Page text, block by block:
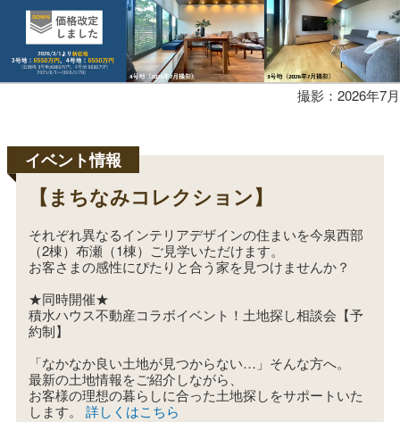
概
撮影：2026年7月
【まちなみコレクション】
それぞれ異なるインテリアデザインの住まいを今泉西部
（2棟）布瀬（1棟）ご見学いただけます。
お客さまの感性にぴたりと合う家を見つけませんか？
★同時開催★
積水ハウス不動産コラボイベント！土地探し相談会【予
約制】
「なかなか良い土地が見つからない…」そんな方へ。
最新の土地情報をご紹介しながら、
お客様の理想の暮らしに合った土地探しをサポートいた
します。 詳しくはこちら